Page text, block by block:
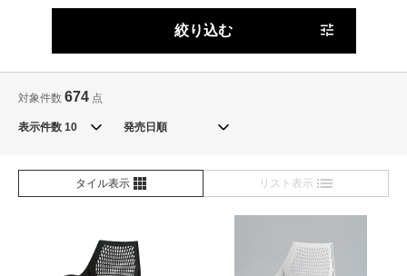
絞り込む
対象件数 674 点
表示件数
タイル表示 リスト表示